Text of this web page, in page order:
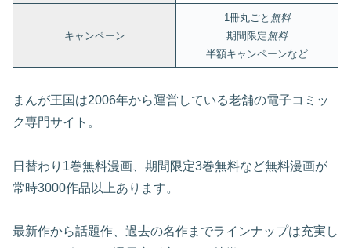
キャンペーン
1冊丸ごと 無料
期間限定無料
半額キャンペーンなど
まんが王国は2006年から運営している老舗の電子コミッ
ク専門サイト。
日替わり1巻無料漫画、期間限定3巻無料など無料漫画が
常時3000作品以上あります。
最新作から話題作、過去の名作までラインナップは充実し